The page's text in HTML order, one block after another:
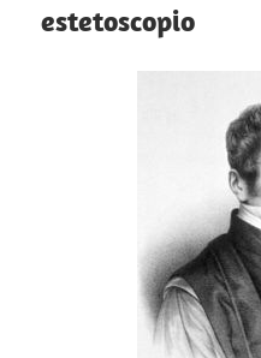
estetoscopio